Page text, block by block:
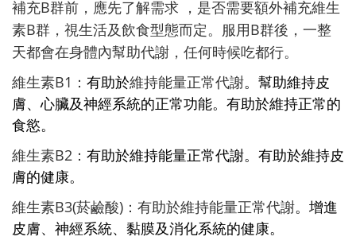
補充B群前，應先了解需求 ，是否需要額外補充維生
素B群，視生活及飲食型態而定。服用 B群後，一整
天都會在身體內幫助代謝，任何時候吃都行。
維生素B1 ： 有助於維持能量正常代謝。幫助維持皮
膚、心臟及神經系統的正常功能。有助於維持正常的
食慾。
維生素B2 ： 有助於維持能量正常代謝。有助於維持皮
膚的健康。
維生素B3(菸鹼酸) ：有助於維持能量正常代謝。增進
皮膚、神經系統、黏膜及消化系統的健康。